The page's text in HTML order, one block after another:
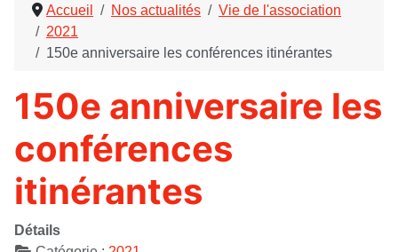
Accueil Nos actualités
Vie de l'association
2021
150e anniversaire les conférences itinérantes
150e anniversaire les
conférences
itinérantes
Détails